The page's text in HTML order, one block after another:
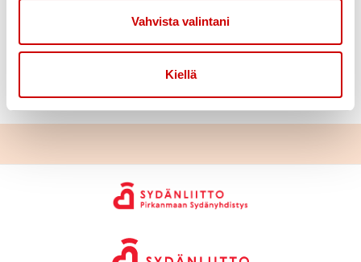
Vahvista valintani
Kiellä